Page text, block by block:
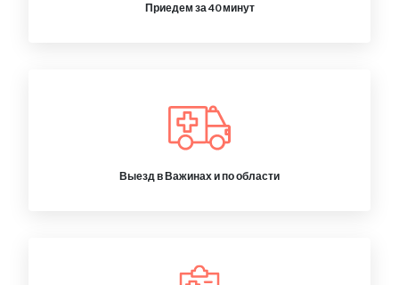
Приедем за 40 минут
Выезд в Важинах и по области